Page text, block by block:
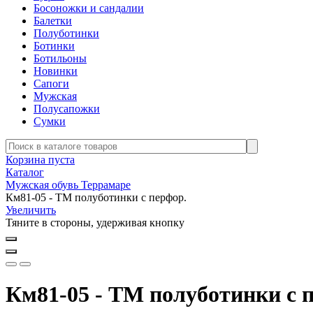
Босоножки и сандалии
Балетки
Полуботинки
Ботинки
Ботильоны
Новинки
Сапоги
Мужская
Полусапожки
Сумки
Корзина пуста
Каталог
Мужская обувь Террамаре
Км81-05 - ТМ полуботинки с перфор.
Увеличить
Тяните в стороны, удерживая кнопку
Км81-05 - ТМ полуботинки с